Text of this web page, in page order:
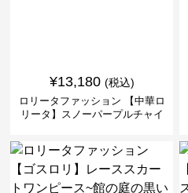
¥13,180 (税込)
ロリータファッション 【中華ロ
リータ】スノーパープルチャイ